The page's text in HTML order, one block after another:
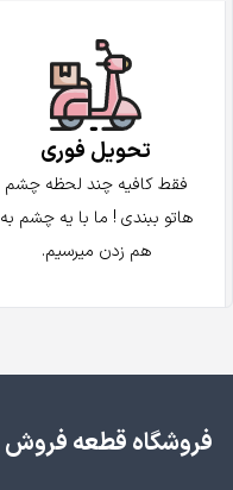
تحویل فوری
فقط کافیه چند لحظه چشم
هاتو ببندی ! ما با یه چشم به
هم زدن میرسیم.
فروشگاه قطعه فروش